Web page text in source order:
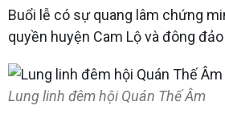
Buổi lễ có sự quang lâm chứng
quyền huyện Cam Lộ và đông
Lung linh đêm hội Quán Thế Âm